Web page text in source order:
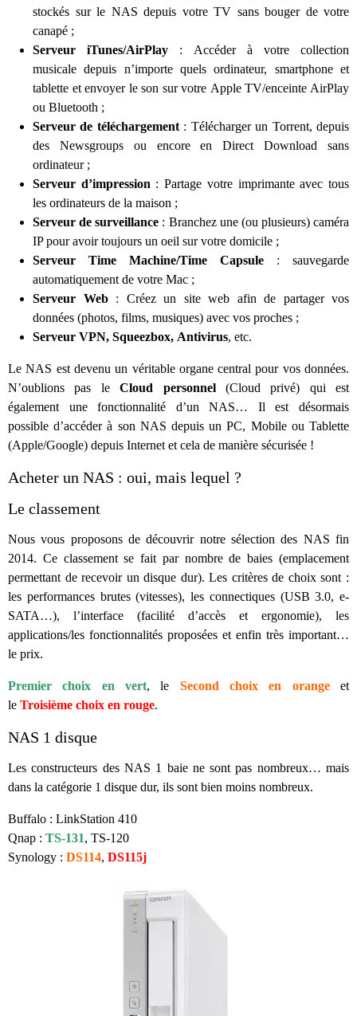
stockés sur le NAS depuis votre TV sans bouger de votre
canapé ;
Serveur iTunes/AirPlay : Accéder à votre collection
musicale depuis n’importe quels ordinateur, smartphone et
tablette et envoyer le son sur votre Apple TV/enceinte AirPlay
ou Bluetooth ;
Serveur de téléchargement: Télécharger un Torrent, depuis
des Newsgroups ou encore en Direct Download sans
ordinateur ;
Serveur d’impression : Partage votre imprimante avec tous
les ordinateurs de la maison ;
Serveur de surveillance : Branchez une (ou plusieurs) caméra
IP pour avoir toujours un oeil sur votre domicile ;
Serveur Time Machine/Time Capsule : sauvegarde
automatiquement de votre Mac ;
Serveur Web: Créez un site web afin de partager vos
données (photos, films, musiques) avec vos proches ;
Serveur VPN, Squeezbox, Antivirus, etc.
Le NAS est devenu un véritable organe central pour vos données.
N’oublions pas leCloud personnel(Cloud privé) qui est
également une fonctionnalité d’un NAS… Il est désormais
possible d’accéder à son NAS depuis un PC, Mobile ou Tablette
(Apple/Google) depuis Internet et cela de manière sécurisée !
Acheter un NAS : oui, mais lequel ?
Le classement
Nous vous proposons de découvrir notre sélection des NAS fin
2014. Ce classement se fait par nombre de baies (emplacement
permettant de recevoir un disque dur). Les critères de choix sont :
les performances brutes (vitesses), les connectiques (USB 3.0, e-
SATA…), l’interface (facilité d’accès et ergonomie), les
applications/les fonctionnalités proposées et enfin très important…
le prix.
Premier choix en vert, le Second choix en orange
et
le Troisième choix en rouge.
NAS 1 disque
Les constructeurs des NAS 1 baie ne sont pas nombreux… mais
dans la catégorie 1 disque dur, ils sont bien moins nombreux.
Buffalo : LinkStation 410
Qnap : TS-131, TS-120
Synology : DS114, DS115j